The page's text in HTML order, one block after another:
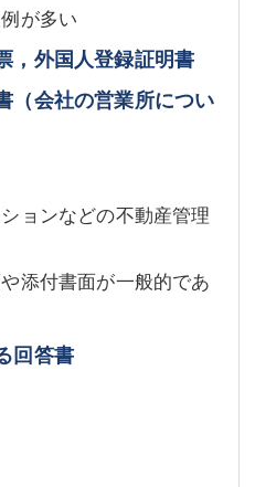
が多い
外国人登録証明書
会社の営業所につい
ョンなどの不動産管理
添付書面が一般的であ
回答書